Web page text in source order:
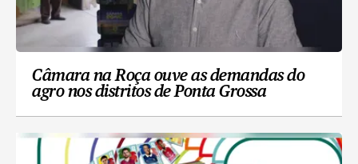
Câmara na Roça ouve as demandas do
agro nos distritos de Ponta Grossa